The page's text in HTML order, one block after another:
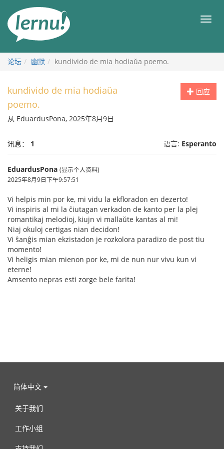
目
论坛 幽默 kundivido de mia hodiaŭa poemo.
回应
kundivido de mia hodiaŭa
poemo.
从 EduardusPona, 2025年8月9日
讯息： 1 语言: Esperanto
EduardusPona (显示个人资料)
2025年8月9日下午9:57:51
Vi helpis min por ke, mi vidu la ekfloradon en dezerto!
Vi inspiris al mi la ĉiutagan verkadon de kanto per la plej
romantikaj melodioj, kiujn vi mallaŭte kantas al mi!
Niaj okuloj certigas nian decidon!
Vi ŝanĝis mian ekzistadon je rozkolora paradizo de post tiu
momento!
Vi heligis mian mienon por ke, mi de nun nur vivu kun vi
eterne!
Amsento nepras esti zorge bele farita!
简体中文
关于我们
工作小组